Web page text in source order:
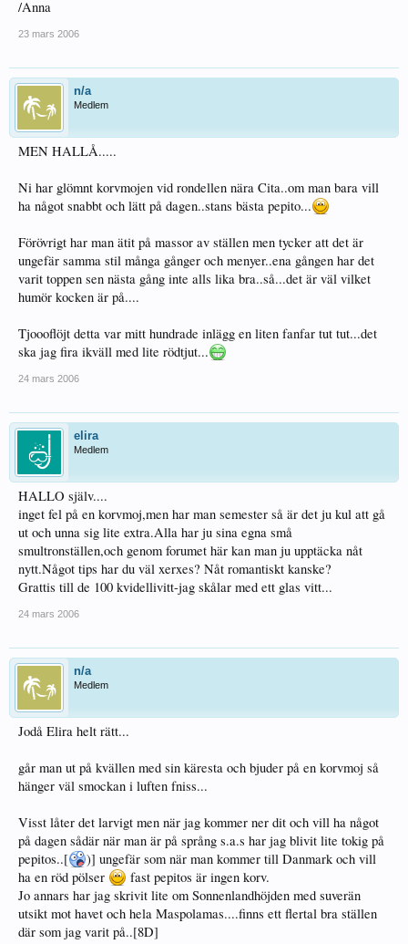
/Anna
23 mars 2006
n/a
Medlem
MEN HALLÅ.....
Ni har glömnt korvmojen vid rondellen nära Cita..om man bara vill
ha något snabbt och lätt på dagen..stans bästa pepito...
Förövrigt har man ätit på massor av ställen men tycker att det är
ungefär samma stil många gånger och menyer..ena gången har det
varit toppen sen nästa gång inte alls lika bra..så...det är väl vilket
humör kocken är på....
Tjoooflöjt detta var mitt hundrade inlägg en liten fanfar tut tut...det
ska jag fira ikväll med lite rödtjut...
24 mars 2006
elira
Medlem
HALLO själv....
inget fel på en korvmoj,men har man semester så är det ju kul att gå
ut och unna sig lite extra.Alla har ju sina egna små
smultronställen,och genom forumet här kan man ju upptäcka nåt
nytt.Något tips har du väl xerxes? Nåt romantiskt kanske?
Grattis till de 100 kvidellivitt-jag skålar med ett glas vitt...
24 mars 2006
n/a
Medlem
Jodå Elira helt rätt...
går man ut på kvällen med sin käresta och bjuder på en korvmoj så
hänger väl smockan i luften fniss...
Visst låter det larvigt men när jag kommer ner dit och vill ha något
på dagen sådär när man är på språng s.a.s har jag blivit lite tokig på
pepitos..[
)] ungefär som när man kommer till Danmark och vill
ha en röd pölser
fast pepitos är ingen korv.
Jo annars har jag skrivit lite om Sonnenlandhöjden med suverän
utsikt mot havet och hela Maspolamas....finns ett flertal bra ställen
där som jag varit på..[8D]